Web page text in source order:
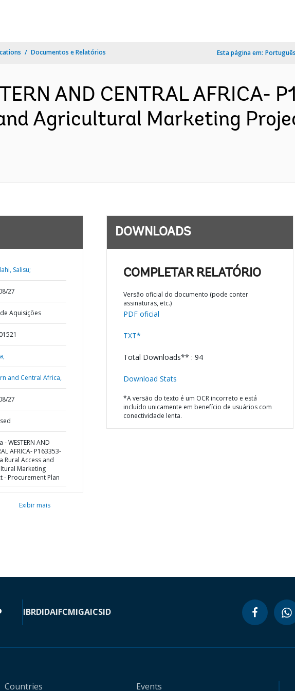
Documentos e Relatórios Esta página em: Português
AND CENTRAL AFRICA-
Agricultural Marketing
Salisu;
27
Aquisições
and Central Africa,
27
- WESTERN AND
AFRICA- P163353-
Rural Access and
Marketing
- Procurement Plan
Exibir mais
DOWNLOADS
COMPLETAR RELATÓRIO
Versão oficial do documento (pode conter
assinaturas, etc.)
PDF oficial
TXT*
Total Downloads** : 94
Download Stats
*A versão do texto é um OCR incorreto e está
incluído unicamente em benefício de usuários com
conectividade lenta.
IBRDIDAIFCMIGAICSID
Countries Events